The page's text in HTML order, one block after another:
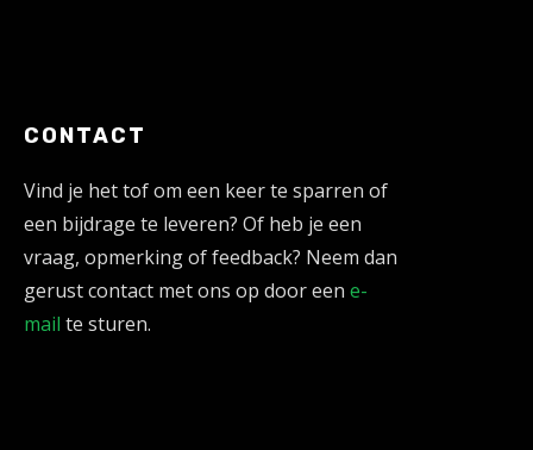
CONTACT
Vind je het tof om een keer te sparren of
een bijdrage te leveren? Of heb je een
vraag, opmerking of feedback? Neem dan
gerust contact met ons op door een e-
mail te sturen.